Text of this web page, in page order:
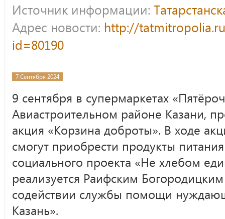
Источник информации:
Адрес новости: http://
id=80190
7 Сентября 2024
9 сентября в супермаркетах
Авиастроительном районе Казани,
акция «Корзина доброты». В ходе
смогут приобрести продукты
социального проекта «Не хлебом
реализуется Раифским
содействии службы помощи
Казань».